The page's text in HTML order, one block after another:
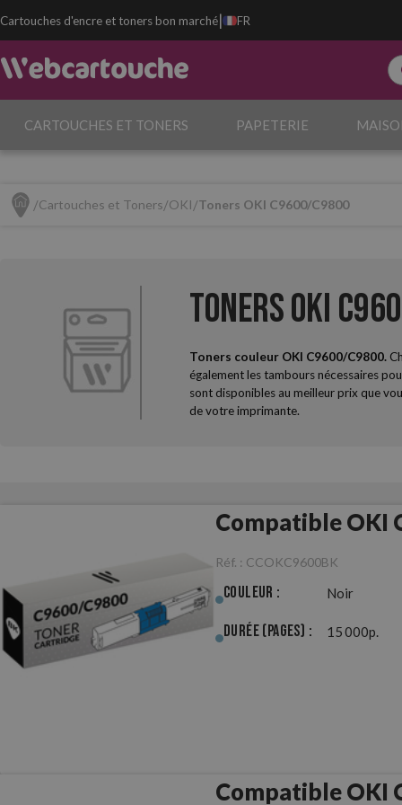
Cartouches d'encre et toners bon marché| FR
CARTOUCHES ET TONERS PAPETERIE
Cartouches et Toners OKI Toners OKI C9600/C9800
Toners OKI
Toners couleur OKI C9600/C9800.
également les tambours nécessaires
sont disponibles au meilleur prix que
de votre imprimante.
Compatible OKI
Réf. : CCOKC9600BK
Couleur : Noir
Durée (pages) : 15 000p.
Compatible OKI